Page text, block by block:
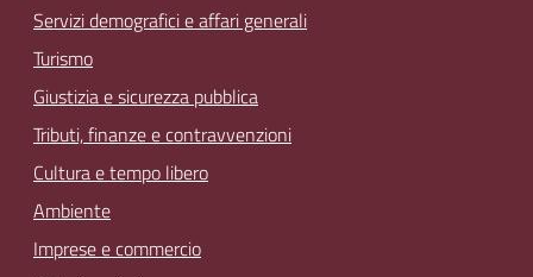
Servizi demografici e affari generali
Turismo
Giustizia e sicurezza pubblica
Tributi, finanze e contravvenzioni
Cultura e tempo libero
Ambiente
Imprese e commercio